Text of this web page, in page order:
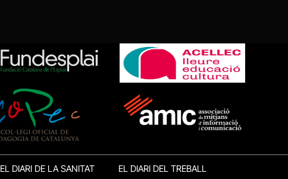
EL DIARI DE LA SANITAT EL DIARI DEL TREBALL